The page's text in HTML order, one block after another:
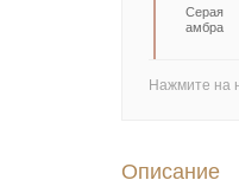
Серая
амбра
Нажмите на
Описание